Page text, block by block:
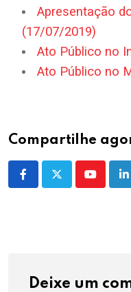
Apresentação
(17/07/2019)
Ato Público no
Ato Público no
Compartilhe
Youtube
Deixe um